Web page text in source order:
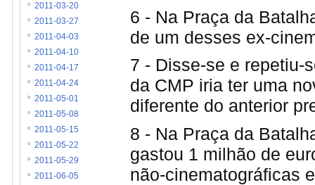
6 - Na Praça da
de um desses ex-
7 - Disse-se e repetiu-
da CMP iria ter uma
diferente do anterior
8 - Na Praça da
gastou 1 milhão de
não-cinematográficas
2011-03-20
2011-03-27
2011-04-03
2011-04-10
2011-04-17
2011-04-24
2011-05-01
2011-05-08
2011-05-15
2011-05-22
2011-05-29
2011-06-05